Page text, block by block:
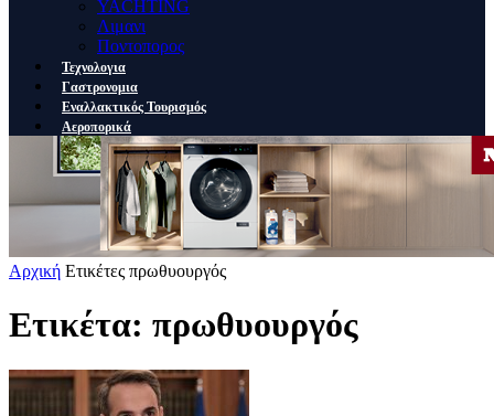
YACHTING
Λιμανι
Ποντοπορος
Τεχνολογια
Γαστρονομια
Εναλλακτικός Τουρισμός
Αεροπορικά
Αρχική Ετικέτες πρωθυουργός
Ετικέτα: πρωθυουργός